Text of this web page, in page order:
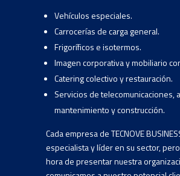
Vehículos especiales.
Carrocerías de carga general.
Frigoríficos e isotermos.
Imagen corporativa y mobiliario
Catering colectivo y restauración.
Servicios de telecomunicaciones,
mantenimiento y construcción.
Cada empresa de TECNOVE
especialista y líder en su sector,
hora de presentar nuestra